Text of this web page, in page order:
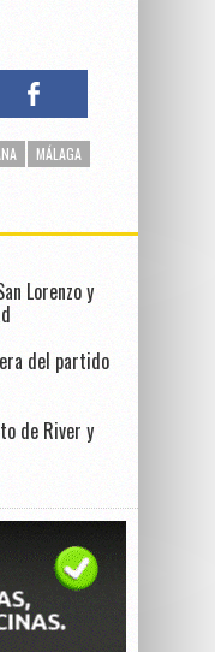
MÁLAGA
Lorenzo y
del partido
de River y